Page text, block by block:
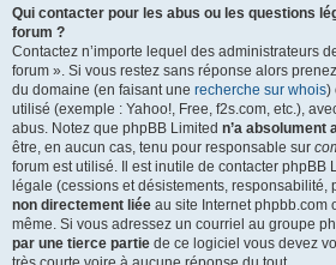
Qui contacter pour les abus ou les questions
forum ?
Contactez n’importe lequel des administrateurs
forum ». Si vous restez sans réponse alors
du domaine (en faisant une recherche sur whois)
utilisé (exemple : Yahoo!, Free, f2s.com, etc.),
abus. Notez que phpBB Limited n’a absolument
être, en aucun cas, tenu pour responsable sur
forum est utilisé. Il est inutile de contacter phpBB
légale (cessions et désistements, responsabilité,
non directement liée au site Internet phpbb.com
même. Si vous adressez un courriel au groupe
par une tierce partie de ce logiciel vous devez